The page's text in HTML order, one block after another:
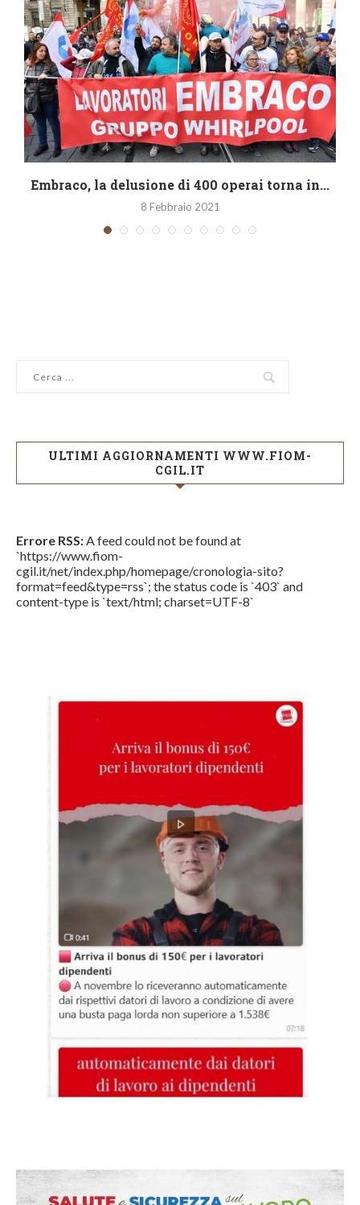
Embraco, la delusione di 400 operai torna in...
8 Febbraio 2021
ULTIMI AGGIORNAMENTI WWW.FIOM-
CGIL.IT
Errore RSS:A feed could not be found at
`https://www.fiom-
cgil.it/net/index.php/homepage/cronologia-sito?
format=feed&type=rss`; the status code is `403` and
content-type is `text/html; charset=UTF-8`